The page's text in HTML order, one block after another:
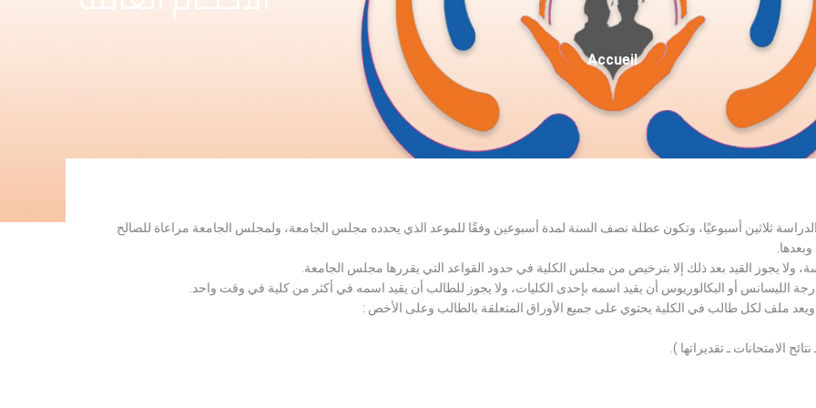
Fil
D'Ariane
Accueil
ثلاثين أسبوعيًا، وتكون عطلة نصف السنة لمدة أسبوعين وفقًا للموعد الذي يحدده مجلس الجامعة، ولمجلس الجامعة مراعاة للصالح
ولا يجوز القيد بعد ذلك إلا بترخيص من مجلس الكلية في حدود القواعد التي يقررها مجلس الجامعة.
الليسانس أو البكالوريوس أن يقيد اسمه بإحدى الكليات، ولا يجوز للطالب أن يقيد اسمه في أكثر من كلية في وقت واحد.
ويعد ملف لكل طالب في الكلية يحتوي على جميع الأوراق المتعلقة بالطالب وعلى الأخص :
الامتحانات ـ تقديراتها ).